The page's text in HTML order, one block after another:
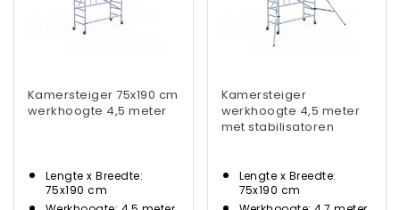
Kamersteiger 75x190 cm
werkhoogte 4,5 meter
Lengte x Breedte:
75x190 cm
Kamersteiger
werkhoogte 4,5 meter
met stabilisatoren
Lengte x Breedte:
75x190 cm